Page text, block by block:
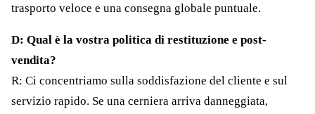
trasporto veloce e una consegna globale puntuale.
D: Qual è la vostra politica di restituzione e post-
vendita?
R: Ci concentriamo sulla soddisfazione del cliente e sul
servizio rapido. Se una cerniera arriva danneggiata,